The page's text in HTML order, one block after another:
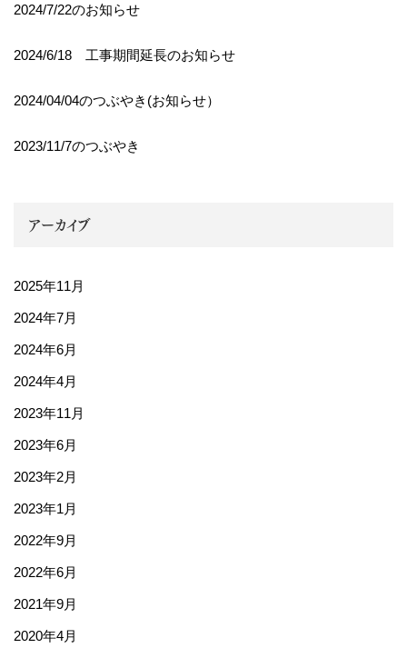
2024/7/22のお知らせ
2024/6/18 工事期間延長のお知らせ
2024/04/04のつぶやき(お知らせ）
2023/11/7のつぶやき
アーカイブ
2025年11月
2024年7月
2024年6月
2024年4月
2023年11月
2023年6月
2023年2月
2023年1月
2022年9月
2022年6月
2021年9月
2020年4月